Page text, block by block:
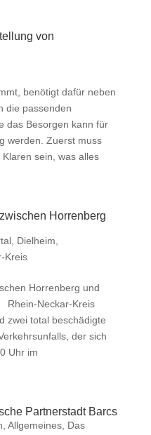
von
benötigt dafür neben
die passenden
das Besorgen kann für
werden. Zuerst muss
sein, was alles
Horrenberg
, Dielheim
Kreis
Horrenberg und
Rhein-Neckar-Kreis
zwei total beschädigte
der sich
Uhr im
Partnerstadt Barcs
Allgemeines, Das